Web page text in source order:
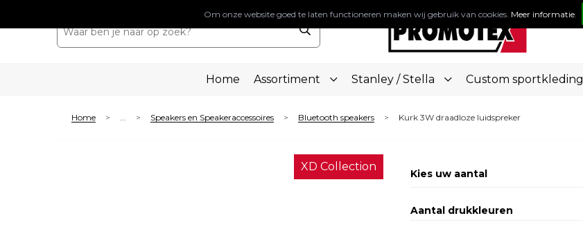
Home Assortiment Stanley / Stella Custom sportkleding
Home > ... > Speakers en Speakeraccessoires > Bluetooth speakers > Kurk 3W draadloze luidspreker
XD Collection
Kies uw aantal
Aantal drukkleuren
Om onze website goed te laten functioneren maken wij gebruik van cookies. Meer informatie.